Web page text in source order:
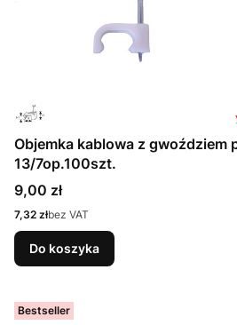
Objemka kablowa z gwoździem
13/7op.100szt.
Cena
9,00 zł
Cena
7,32 złbez VAT
Do koszyka
Bestseller